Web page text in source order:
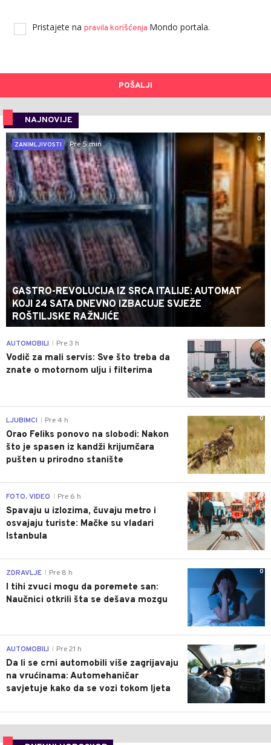
Pristajete na pravila korišćenja Mondo portala.
POŠALJI
NAJNOVIJE
0
ZANIMLJIVOSTI
Pre 5 min
GASTRO-REVOLUCIJA IZ SRCA ITALIJE: AUTOMAT
KOJI 24 SATA DNEVNO IZBACUJE SVJEŽE
ROŠTILJSKE RAŽNJIĆE
0
AUTOMOBILI Pre 3 h
Vodič za mali servis: Sve što treba da
znate o motornom ulju i filterima
0
LJUBIMCI Pre 4 h
Orao Feliks ponovo na slobodi: Nakon
što je spasen iz kandži krijumčara
pušten u prirodno stanište
0
FOTO, VIDEO Pre 6 h
Spavaju u izlozima, čuvaju metro i
osvajaju turiste: Mačke su vladari
Istanbula
0
ZDRAVLJE Pre 8 h
I tihi zvuci mogu da poremete san:
Naučnici otkrili šta se dešava mozgu
0
AUTOMOBILI Pre 21 h
Da li se crni automobili više zagrijavaju
na vrućinama: Automehaničar
savjetuje kako da se vozi tokom ljeta